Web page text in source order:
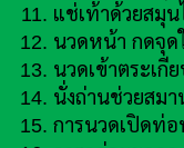
แช่เท้าด้วยสมุ
นวดหน้า กดจุด
นวดเข้าตระเ
นั่งถ่านช่วยสม
การนวดเปิดท่